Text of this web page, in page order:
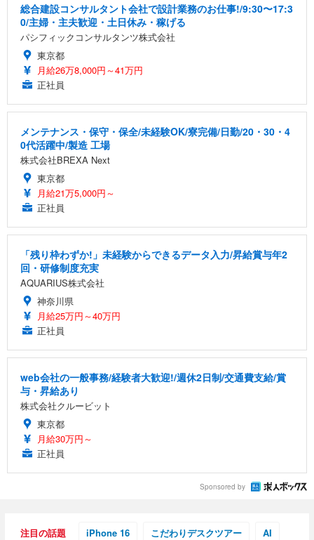
総合建設コンサルタント会社で設計業務のお仕事!/9:30〜17:3
0/主婦・主夫歓迎・土日休み・稼げる
パシフィックコンサルタンツ株式会社
東京都
月給26万8,000円～41万円
正社員
メンテナンス・保守・保全/未経験OK/寮完備/日勤/20・30・4
0代活躍中/製造 工場
株式会社BREXA Next
東京都
月給21万5,000円～
正社員
「残り枠わずか!」未経験からできるデータ入力/昇給賞与年2
回・研修制度充実
AQUARIUS株式会社
神奈川県
月給25万円～40万円
正社員
web会社の一般事務/経験者大歓迎!/週休2日制/交通費支給/賞
与・昇給あり
株式会社クルービット
東京都
月給30万円～
正社員
Sponsored by
注目の話題 iPhone 16 こだわりデスクツアー AI